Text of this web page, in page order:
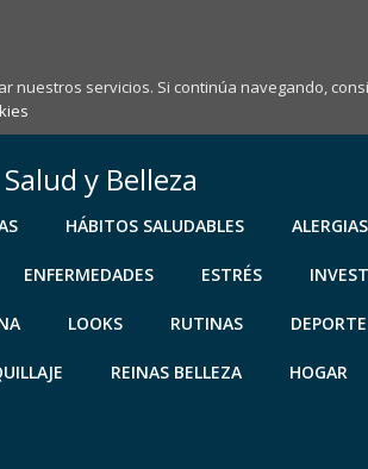
nuestros servicios. Si continúa navegando,
Salud y Belleza
HÁBITOS SALUDABLES ALERGIAS
ENFERMEDADES ESTRÉS
LOOKS RUTINAS
REINAS BELLEZA HOGAR